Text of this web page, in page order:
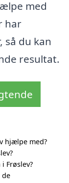
med
har
så du kan
resultat.
hjælpe med?
Frøslev?
de